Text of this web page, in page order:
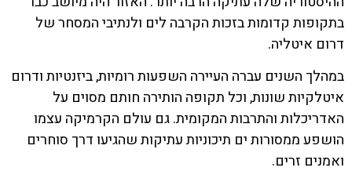
בתקופות קדומות בזכות הקרבה לים ולנתיבי המסחר של
דרום איטליה.
במהלך השנים עברה העיירה השפעות רומיות, ביזנטיות ודרום
איטלקיות שונות, וכל תקופה הותירה חותם מסוים על
האדריכלות והתרבות המקומית. גם עולם הקרמיקה עצמו
הושפע ממסורות ים תיכוניות עתיקות שהגיעו דרך סוחרים
ואמנים זרים.